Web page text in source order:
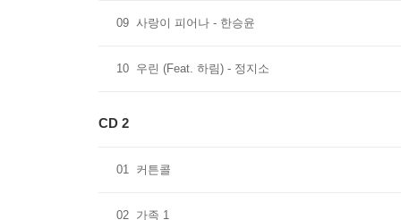
09 사랑이 피어나 - 한승윤
10 우린 (Feat. 하림) - 정지소
CD 2
01 커튼콜
02 가족 1